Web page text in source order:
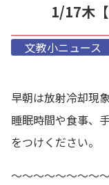
1/17木
文教小ニュース
早朝は放射冷却現
睡眠時間や食事、
をつけください。
～～～～～～～～